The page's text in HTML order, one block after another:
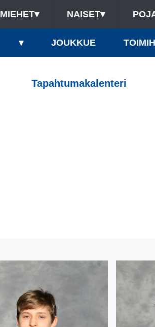
MIEHET▾ NAISET▾
▾ JOUKKUE
Tapahtumakalenteri